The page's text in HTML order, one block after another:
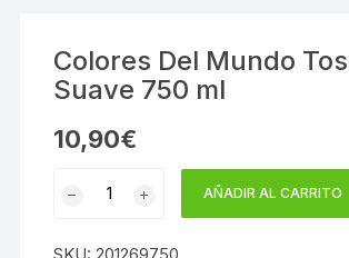
Colores Del Mundo
Suave 750 ml
10,90€
AÑADIR AL CARRITO
SKU:201269750